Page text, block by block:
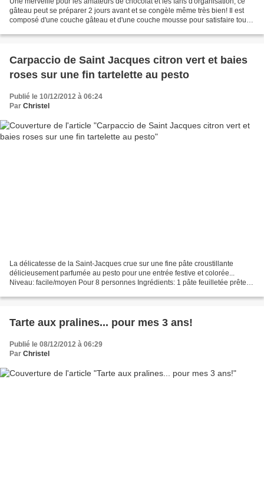
gâteau peut se préparer 2 jours avant et se congèle même très bien! Il est
composé d'une couche gâteau et d'une couche mousse pour satisfaire tout
Carpaccio de Saint Jacques citron vert et baies
roses sur une fin tartelette au pesto
Publié le 10/12/2012 à 06:24
Par Christel
La délicatesse de la Saint-Jacques crue sur une fine pâte croustillante
délicieusement parfumée au pesto pour une entrée festive et colorée...
Niveau: facile/moyen Pour 8 personnes Ingrédients: 1 pâte feuilletée prête à
Tarte aux pralines... pour mes 3 ans!
Publié le 08/12/2012 à 06:29
Par Christel